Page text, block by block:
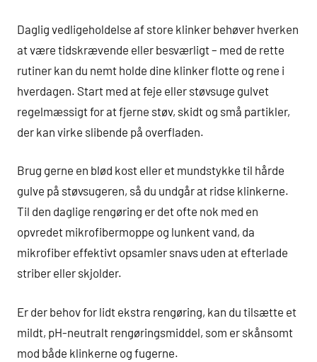
Daglig vedligeholdelse af store klinker behøver hverken
at være tidskrævende eller besværligt – med de rette
rutiner kan du nemt holde dine klinker flotte og rene i
hverdagen. Start med at feje eller støvsuge gulvet
regelmæssigt for at fjerne støv, skidt og små partikler,
der kan virke slibende på overfladen.
Brug gerne en blød kost eller et mundstykke til hårde
gulve på støvsugeren, så du undgår at ridse klinkerne.
Til den daglige rengøring er det ofte nok med en
opvredet mikrofibermoppe og lunkent vand, da
mikrofiber effektivt opsamler snavs uden at efterlade
striber eller skjolder.
Er der behov for lidt ekstra rengøring, kan du tilsætte et
mildt, pH-neutralt rengøringsmiddel, som er skånsomt
mod både klinkerne og fugerne.